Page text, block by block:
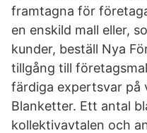
framtagna för
en enskild mall eller,
kunder, beställ Nya
tillgång till
färdiga expertsvar på
Blanketter. Ett antal
kollektivavtalen och